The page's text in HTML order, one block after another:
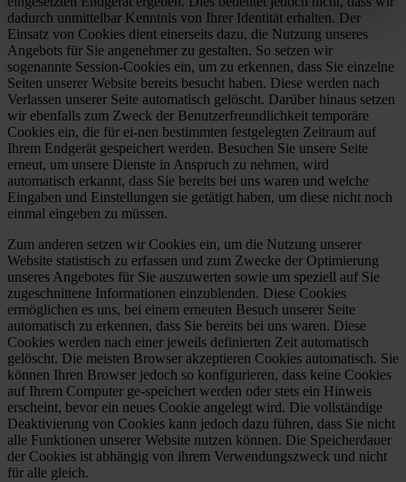
dadurch unmittelbar Kenntnis von Ihrer Identität erhalten. Der
Einsatz von Cookies dient einerseits dazu, die Nutzung unseres
Angebots für Sie angenehmer zu gestalten. So setzen wir
sogenannte Session-Cookies ein, um zu erkennen, dass Sie einzelne
Seiten unserer Website bereits besucht haben. Diese werden nach
Verlassen unserer Seite automatisch gelöscht. Darüber hinaus setzen
wir ebenfalls zum Zweck der Benutzerfreundlichkeit temporäre
Cookies ein, die für ei-nen bestimmten festgelegten Zeitraum auf
Ihrem Endgerät gespeichert werden. Besuchen Sie unsere Seite
erneut, um unsere Dienste in Anspruch zu nehmen, wird
automatisch erkannt, dass Sie bereits bei uns waren und welche
Eingaben und Einstellungen sie getätigt haben, um diese nicht noch
einmal eingeben zu müssen.
Zum anderen setzen wir Cookies ein, um die Nutzung unserer
Website statistisch zu erfassen und zum Zwecke der Optimierung
unseres Angebotes für Sie auszuwerten sowie um speziell auf Sie
zugeschnittene Informationen einzublenden. Diese Cookies
ermöglichen es uns, bei einem erneuten Besuch unserer Seite
automatisch zu erkennen, dass Sie bereits bei uns waren. Diese
Cookies werden nach einer jeweils definierten Zeit automatisch
gelöscht. Die meisten Browser akzeptieren Cookies automatisch. Sie
können Ihren Browser jedoch so konfigurieren, dass keine Cookies
auf Ihrem Computer ge-speichert werden oder stets ein Hinweis
erscheint, bevor ein neues Cookie angelegt wird. Die vollständige
Deaktivierung von Cookies kann jedoch dazu führen, dass Sie nicht
alle Funktionen unserer Website nutzen können. Die Speicherdauer
der Cookies ist abhängig von ihrem Verwendungszweck und nicht
für alle gleich.